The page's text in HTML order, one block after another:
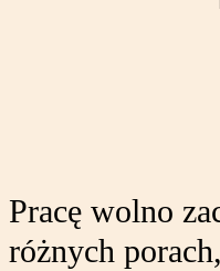
Pracę wolno
różnych